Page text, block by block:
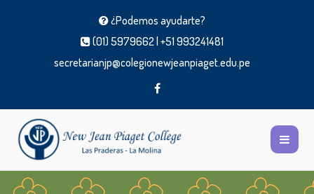
¿Podemos ayudarte?
(01) 5979662 | +51 993241481
secretarianjp@colegionewjeanpiaget.edu.pe